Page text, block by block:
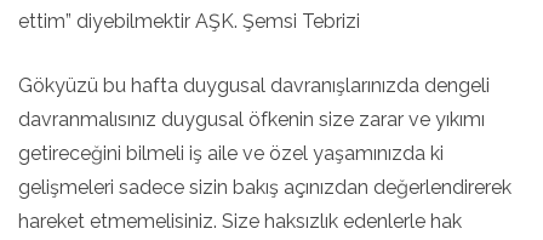
ettim” diyebilmektir AŞK. Şemsi Tebrizi
Gökyüzü bu hafta duygusal davranışlarınızda dengeli
davranmalısınız duygusal öfkenin size zarar ve yıkımı
getireceğini bilmeli iş aile ve özel yaşamınızda ki
gelişmeleri sadece sizin bakış açınızdan değerlendirerek
hareket etmemelisiniz. Size haksızlık edenlerle hak